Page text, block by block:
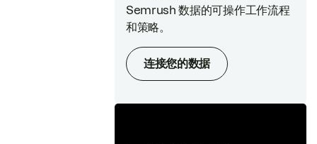
Semrush 数据的可操作工作流程
和策略。
连接您的数据